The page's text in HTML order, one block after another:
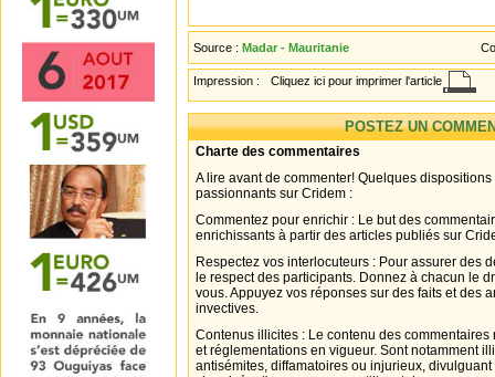
Source : Madar - Mauritanie
Impression : Cliquez ici pour imprimer l'article
POSTEZ UN
Charte des commentaires
A lire avant de commenter! Quelques
passionnants sur Cridem :
Commentez pour enrichir : Le but des
enrichissants à partir des articles publiés sur
Respectez vos interlocuteurs : Pour assurer des
le respect des participants. Donnez à chacun le
vous. Appuyez vos réponses sur des faits et des
invectives.
Contenus illicites : Le contenu des
et réglementations en vigueur. Sont notamment
antisémites, diffamatoires ou injurieux,